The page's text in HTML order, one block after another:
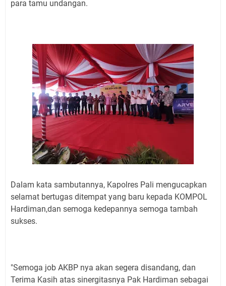
para tamu undangan.
Dalam kata sambutannya, Kapolres Pali mengucapkan
selamat bertugas ditempat yang baru kepada KOMPOL
Hardiman,dan semoga kedepannya semoga tambah
sukses.
"Semoga job AKBP nya akan segera disandang, dan
Terima Kasih atas sinergitasnya Pak Hardiman sebagai